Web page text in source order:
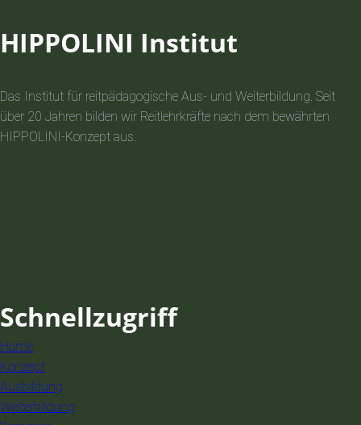
HIPPOLINI Institut
Das Institut für reitpädagogische Aus- und Weiterbildung. Seit
über 20 Jahren bilden wir Reitlehrkräfte nach dem bewährten
HIPPOLINI-Konzept aus.
Schnellzugriff
Home
Konzept
Ausbildung
Weiterbildung